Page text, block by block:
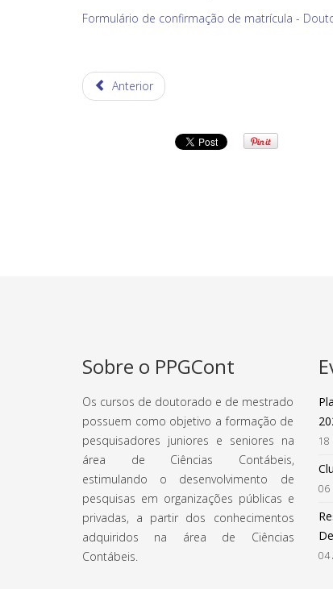
Formulário de confirmação de matrícula -
Anterior
Sobre o PPGCont
Os cursos de doutorado e de mestrado
possuem como objetivo a formação de
pesquisadores juniores e seniores na
área de Ciências Contábeis,
estimulando o desenvolvimento de
pesquisas em organizações públicas e
privadas, a partir dos conhecimentos
adquiridos na área de Ciências
Contábeis.
18
06
04